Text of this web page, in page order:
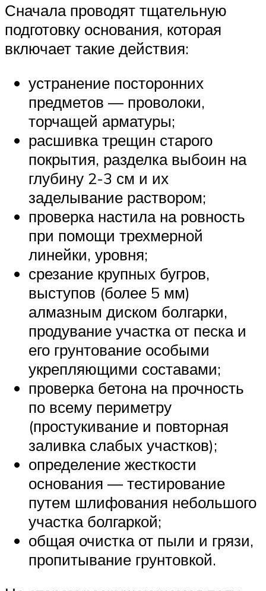
Сначала проводят тщательную
подготовку основания, которая
включает такие действия:
устранение посторонних
предметов — проволоки,
торчащей арматуры;
расшивка трещин старого
покрытия, разделка выбоин на
глубину 2-3 см и их
заделывание раствором;
проверка настила на ровность
при помощи трехмерной
линейки, уровня;
срезание крупных бугров,
выступов (более 5 мм)
алмазным диском болгарки,
продувание участка от песка и
его грунтование особыми
укрепляющими составами;
проверка бетона на прочность
по всему периметру
(простукивание и повторная
заливка слабых участков);
определение жесткости
основания — тестирование
путем шлифования небольшого
участка болгаркой;
общая очистка от пыли и грязи,
пропитывание грунтовкой.